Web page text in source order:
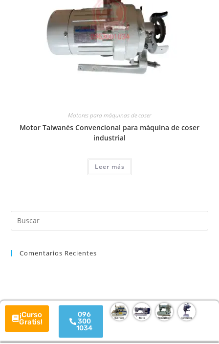
Motores para máquinas de coser
Motor Taiwanés Convencional para máquina de coser
industrial
Leer más
Comentarios Recientes
¡Curso
Gratis!
096
300
1034